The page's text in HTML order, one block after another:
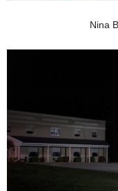
Nina